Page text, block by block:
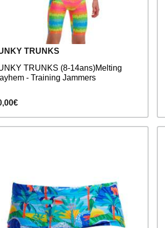
TRUNKS
TRUNKS (8-14ans)Melting
- Training Jammers